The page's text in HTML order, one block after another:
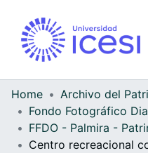
Home